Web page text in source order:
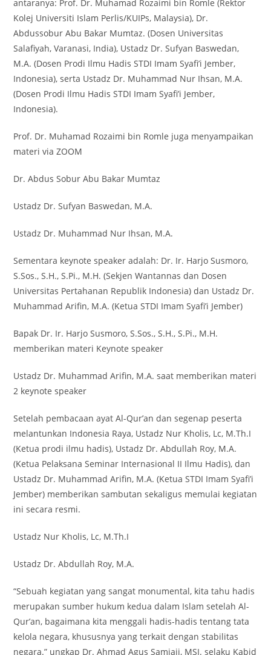
antaranya: Prof. Dr. Muhamad Rozaimi bin Romle (Rektor
Kolej Universiti Islam Perlis/KUIPs, Malaysia), Dr.
Abdussobur Abu Bakar Mumtaz. (Dosen Universitas
Salafiyah, Varanasi, India), Ustadz Dr. Sufyan Baswedan,
M.A. (Dosen Prodi Ilmu Hadis STDI Imam Syafi’i Jember,
Indonesia), serta Ustadz Dr. Muhammad Nur Ihsan, M.A.
(Dosen Prodi Ilmu Hadis STDI Imam Syafi’i Jember,
Indonesia).
Prof. Dr. Muhamad Rozaimi bin Romle juga menyampaikan
materi via ZOOM
Dr. Abdus Sobur Abu Bakar Mumtaz
Ustadz Dr. Sufyan Baswedan, M.A.
Ustadz Dr. Muhammad Nur Ihsan, M.A.
Sementara keynote speaker adalah: Dr. Ir. Harjo Susmoro,
S.Sos., S.H., S.Pi., M.H. (Sekjen Wantannas dan Dosen
Universitas Pertahanan Republik Indonesia) dan Ustadz Dr.
Muhammad Arifin, M.A. (Ketua STDI Imam Syafi’i Jember)
Bapak Dr. Ir. Harjo Susmoro, S.Sos., S.H., S.Pi., M.H.
memberikan materi Keynote speaker
Ustadz Dr. Muhammad Arifin, M.A. saat memberikan materi
2 keynote speaker
Setelah pembacaan ayat Al-Qur’an dan segenap peserta
melantunkan Indonesia Raya, Ustadz Nur Kholis, Lc, M.Th.I
(Ketua prodi ilmu hadis), Ustadz Dr. Abdullah Roy, M.A.
(Ketua Pelaksana Seminar Internasional II Ilmu Hadis), dan
Ustadz Dr. Muhammad Arifin, M.A. (Ketua STDI Imam Syafi’i
Jember) memberikan sambutan sekaligus memulai kegiatan
ini secara resmi.
Ustadz Nur Kholis, Lc, M.Th.I
Ustadz Dr. Abdullah Roy, M.A.
“Sebuah kegiatan yang sangat monumental, kita tahu hadis
merupakan sumber hukum kedua dalam Islam setelah Al-
Qur’an, bagaimana kita menggali hadis-hadis tentang tata
kelola negara, khususnya yang terkait dengan stabilitas
negara.” ungkap Dr. Ahmad Agus Samiaji, MSI. selaku Kabid